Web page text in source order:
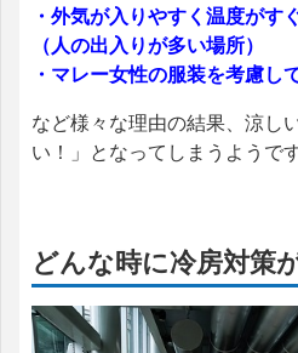
・外気が入りやすく温度がす
（人の出入りが多い場所）
・マレー女性の服装を考慮し
など様々な理由の結果、涼し
い！」となってしまうようです
どんな時に冷房対策